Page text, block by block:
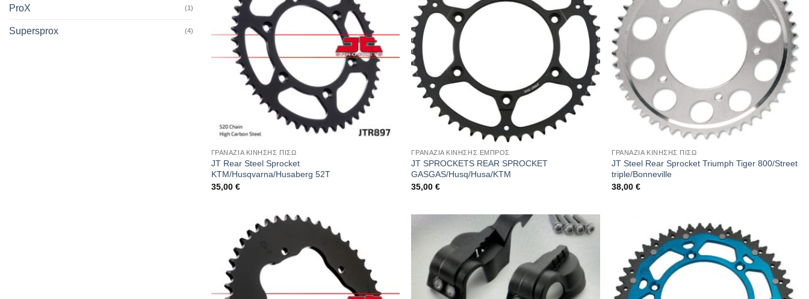
ProX (1)
Supersprox (4)
ΓΡΑΝΑΖΙΑ ΚΙΝΗΣΗΣ ΠΙΣΩ
JT Rear Steel Sprocket
KTM/Husqvarna/Husaberg 52T
35,00 €
ΓΡΑΝΑΖΙΑ ΚΙΝΗΣΗΣ ΕΜΠΡΟΣ
JT SPROCKETS REAR SPROCKET
GASGAS/Husq/Husa/KTM
35,00€
ΓΡΑΝΑΖΙΑ ΚΙΝΗΣΗΣ ΠΙΣΩ
JT Steel Rear Sprocket Triumph Tiger 800/Street
triple/Bonneville
38,00€